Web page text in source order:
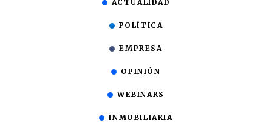
ACTUALIDAD
POLÍTICA
EMPRESA
OPINIÓN
WEBINARS
INMOBILIARIA